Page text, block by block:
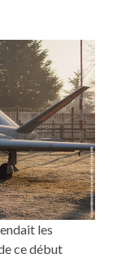
les
ce début